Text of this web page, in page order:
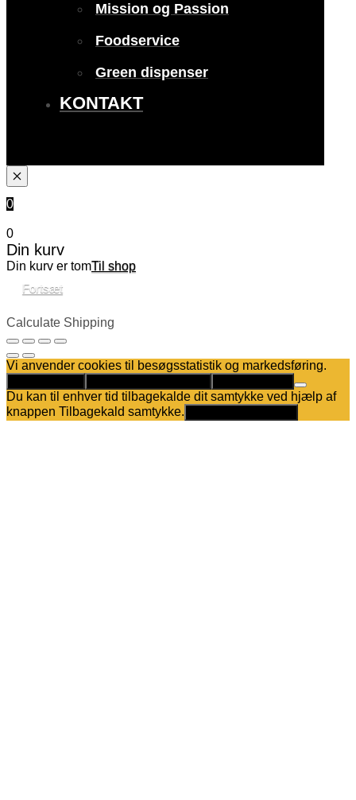
Mission og Passion
Foodservice
Green dispenser
KONTAKT
0
0
Din kurv
Din kurv er tomTil shop
Fortsæt
Calculate Shipping
Vi anvender cookies til besøgsstatistik og markedsføring.
Du kan til enhver tid tilbagekalde dit samtykke ved hjælp af
knappen Tilbagekald samtykke.